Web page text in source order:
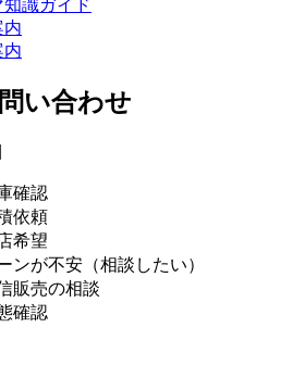
知識ガイド
内
内
い合わせ
確認
依頼
希望
ンが不安（相談したい）
販売の相談
確認